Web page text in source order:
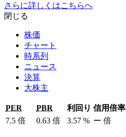
さらに詳しくはこちらへ
閉じる
株価
チャート
時系列
ニュース
決算
大株主
PER PBR 利回り 信用倍率
7.5 倍 0.63 倍 3.57 % ー 倍